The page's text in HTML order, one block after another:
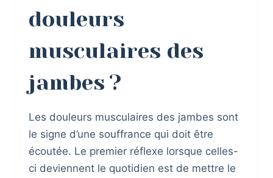
douleurs
musculaires des
jambes ?
Les douleurs musculaires des jambes sont
le signe d’une souffrance qui doit être
écoutée. Le premier réflexe lorsque celles-
ci deviennent le quotidien est de mettre le